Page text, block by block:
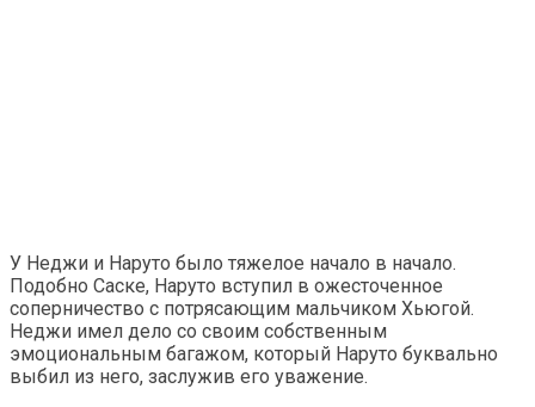
У Неджи и Наруто было тяжелое начало в начало.
Подобно Саске, Наруто вступил в ожесточенное
соперничество с потрясающим мальчиком Хьюгой.
Неджи имел дело со своим собственным
эмоциональным багажом, который Наруто буквально
выбил из него, заслужив его уважение.